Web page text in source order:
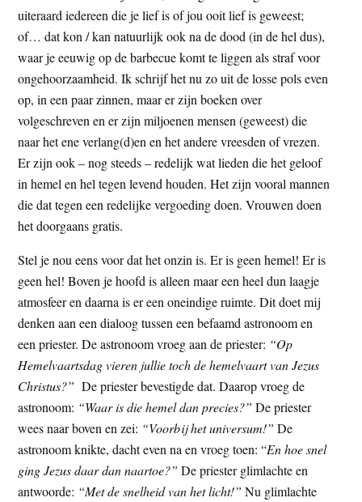
uiteraard iedereen die je lief is of jou ooit lief is geweest;
of… dat kon / kan natuurlijk ook na de dood (in de hel dus),
waar je eeuwig op de barbecue komt te liggen als straf voor
ongehoorzaamheid. Ik schrijf het nu zo uit de losse pols even
op, in een paar zinnen, maar er zijn boeken over
volgeschreven en er zijn miljoenen mensen (geweest) die
naar het ene verlang(d)en en het andere vreesden of vrezen.
Er zijn ook – nog steeds – redelijk wat lieden die het geloof
in hemel en hel tegen levend houden. Het zijn vooral mannen
die dat tegen een redelijke vergoeding doen. Vrouwen doen
het doorgaans gratis.
Stel je nou eens voor dat het onzin is. Er is geen hemel! Er is
geen hel! Boven je hoofd is alleen maar een heel dun laagje
atmosfeer en daarna is er een oneindige ruimte. Dit doet mij
denken aan een dialoog tussen een befaamd astronoom en
een priester. De astronoom vroeg aan de priester: “Op
Hemelvaartsdag vieren jullie toch de hemelvaart van Jezus
Christus?” De priester bevestigde dat. Daarop vroeg de
astronoom: “Waar is die hemel dan precies?” De priester
wees naar boven en zei: “Voorbij het universum!”De
astronoom knikte, dacht even na en vroeg toen: “En hoe snel
ging Jezus daar dan naartoe?”De priester glimlachte en
antwoorde: “Met de snelheid van het licht!”Nu glimlachte